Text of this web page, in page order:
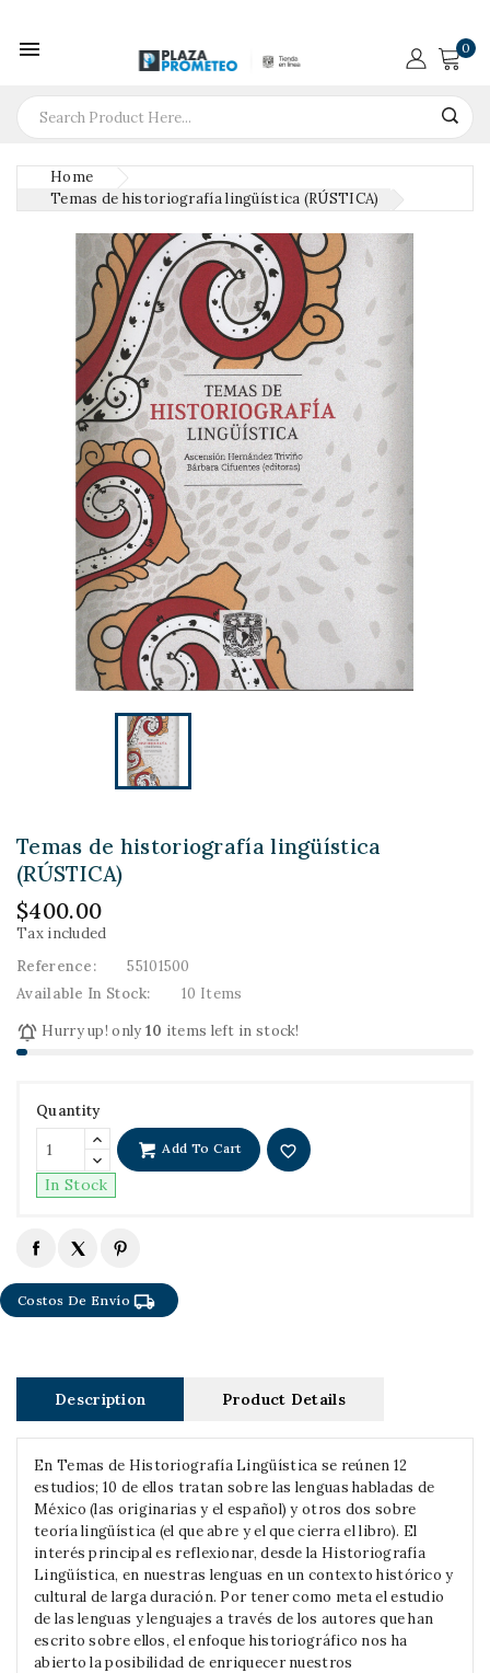
 0
Home
Temas de historiografía lingüística (RÚSTICA)
Temas de historiografía lingüística
(RÚSTICA)
$400.00
Tax included
Reference:
55101500
Available In Stock:
10 Items
 Hurry up! only 10 items left in stock!
Quantity
Add To Cart favorite_border
In Stock
Costos De Envíolocal_shipping
Description Product Details
En Temas de Historiografía Lingüística se reúnen 12
estudios; 10 de ellos tratan sobre las lenguas habladas de
México (las originarias y el español) y otros dos sobre
teoría lingüística (el que abre y el que cierra el libro). El
interés principal es reflexionar, desde la Historiografía
Lingüística, en nuestras lenguas en un contexto histórico y
cultural de larga duración. Por tener como meta el estudio
de las lenguas y lenguajes a través de los autores que han
escrito sobre ellos, el enfoque historiográfico nos ha
abierto la posibilidad de enriquecer nuestros